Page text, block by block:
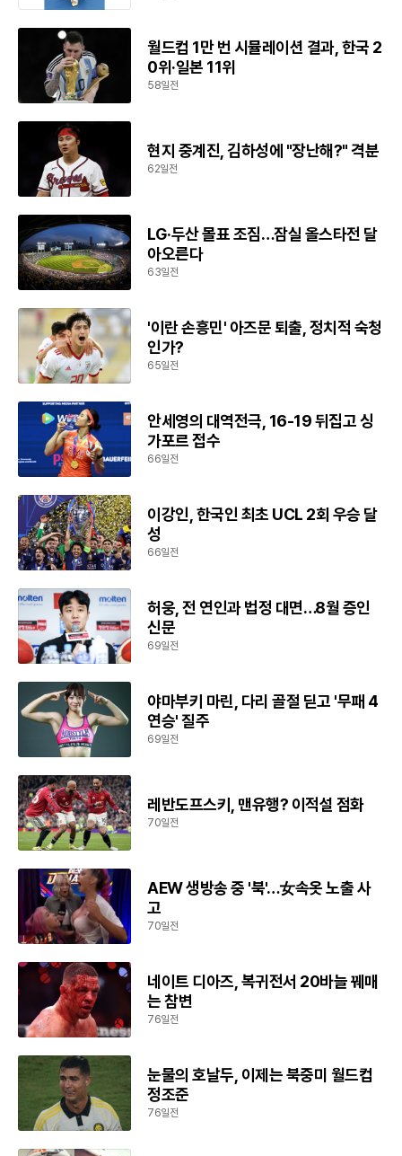
월드컵 1만 번 시뮬레이션 결과, 한국 2
0위·일본 11위
58일전
현지 중계진, 김하성에 "장난해?" 격분
62일전
LG·두산 몰표 조짐…잠실 올스타전 달
아오른다
63일전
'이란 손흥민' 아즈문 퇴출, 정치적 숙청
인가?
65일전
안세영의 대역전극, 16-19 뒤집고 싱
가포르 접수
66일전
이강인, 한국인 최초 UCL 2회 우승 달
성
66일전
허웅, 전 연인과 법정 대면…8월 증인
신문
69일전
야마부키 마린, 다리 골절 딛고 '무패 4
연승' 질주
69일전
레반도프스키, 맨유행? 이적설 점화
70일전
AEW 생방송 중 '북'…女속옷 노출 사
고
70일전
네이트 디아즈, 복귀전서 20바늘 꿰매
는 참변
76일전
눈물의 호날두, 이제는 북중미 월드컵
정조준
76일전